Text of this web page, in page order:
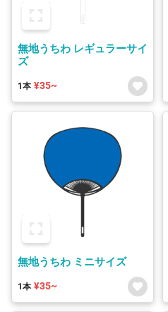
無地うちわ レギュラーサイ
ズ
1本 ¥35~
無地うちわ ミニサイズ
1本 ¥35~